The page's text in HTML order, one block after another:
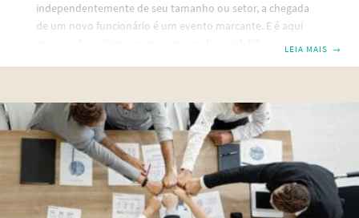
independentemente de seu tamanho ou setor, a chegada
de um novo funcionário é um evento marcante. E é aqui
que o onboarding assume um papel crucial. Não apenas
Onboarding? Onboarding, ou integração, refere-se ao
processo sistemático pelo qual novos colaboradores são
integrados a uma organização. O objetivo não é apenas
LEIA MAIS →